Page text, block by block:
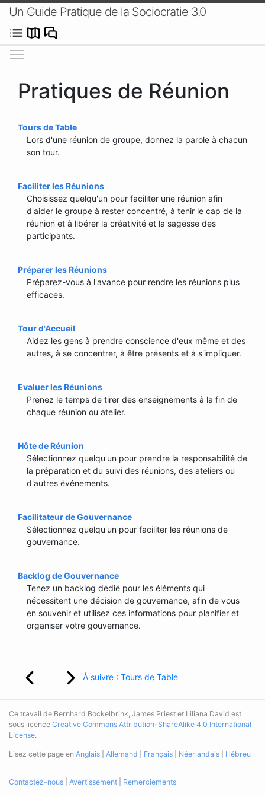
Un Guide Pratique de la Sociocratie 3.0
Pratiques de Réunion
Tours de Table
Lors d'une réunion de groupe, donnez la parole à chacun
son tour.
Faciliter les Réunions
Choisissez quelqu'un pour faciliter une réunion afin
d'aider le groupe à rester concentré, à tenir le cap de la
réunion et à libérer la créativité et la sagesse des
participants.
Préparer les Réunions
Préparez-vous à l'avance pour rendre les réunions plus
efficaces.
Tour d'Accueil
Aidez les gens à prendre conscience d'eux même et des
autres, à se concentrer, à être présents et à s'impliquer.
Evaluer les Réunions
Prenez le temps de tirer des enseignements à la fin de
chaque réunion ou atelier.
Hôte de Réunion
Sélectionnez quelqu'un pour prendre la responsabilité de
la préparation et du suivi des réunions, des ateliers ou
d'autres événements.
Facilitateur de Gouvernance
Sélectionnez quelqu'un pour faciliter les réunions de
gouvernance.
Backlog de Gouvernance
Tenez un backlog dédié pour les éléments qui
nécessitent une décision de gouvernance, afin de vous
en souvenir et utilisez ces informations pour planifier et
organiser votre gouvernance.
À suivre : Tours de Table
Ce travail de Bernhard Bockelbrink, James Priest et Liliana David est
sous licence Creative Commons Attribution-ShareAlike 4.0 International
License.
Lisez cette page en Anglais Allemand Français Néerlandais Hébreu
Contactez-nous Avertissement Remerciements